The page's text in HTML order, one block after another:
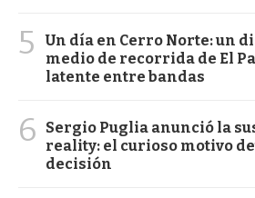
5
Un día en Cerro Norte: un
medio de recorrida de El
latente entre bandas
6
Sergio Puglia anunció la
reality: el curioso motivo
decisión